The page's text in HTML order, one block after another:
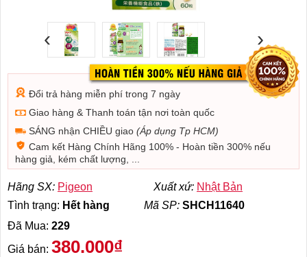
‹ ›
Đổi trả hàng miễn phí trong 7 ngày
Giao hàng & Thanh toán tận nơi toàn quốc
SÁNG nhận CHIỀU giao (Áp dụng Tp HCM)
Cam kết Hàng Chính Hãng 100% - Hoàn tiền 300% nếu
hàng giả, kém chất lượng, ...
Hãng SX: Pigeon Xuất xứ: Nhật Bản
Tình trạng: Hết hàng Mã SP: SHCH11640
Đã Mua: 229
Giá bán: 380.000₫